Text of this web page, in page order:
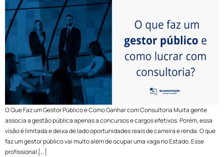
O Que Faz um Gestor Público e Como Ganhar com Consultoria Muita gente
associa a gestão pública apenas a concursos e cargos efetivos. Porém, essa
visão é limitada e deixa de lado oportunidades reais de carreira e renda. O que
faz um gestor público vai muito além de ocupar uma vaga no Estado. Esse
profissional […]